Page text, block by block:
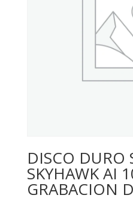
DISCO DURO
SKYHAWK AI
GRABACION